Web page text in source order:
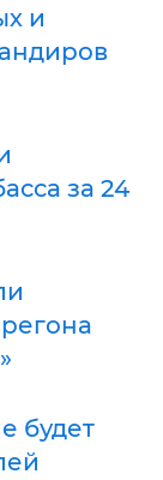
и
за 24
будет